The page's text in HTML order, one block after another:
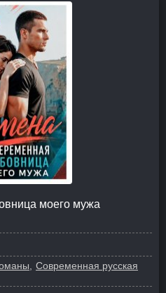
моего мужа
Современная русская